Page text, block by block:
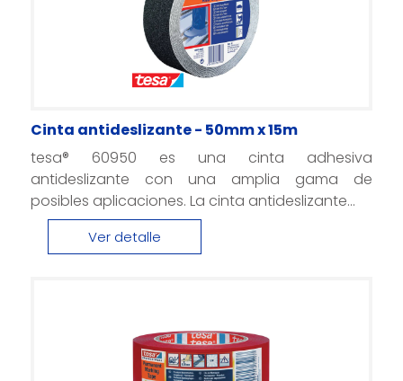
Cinta antideslizante - 50mm x 15m
tesa® 60950 es una cinta adhesiva
antideslizante con una amplia gama de
posibles aplicaciones. La cinta antideslizante...
Ver detalle